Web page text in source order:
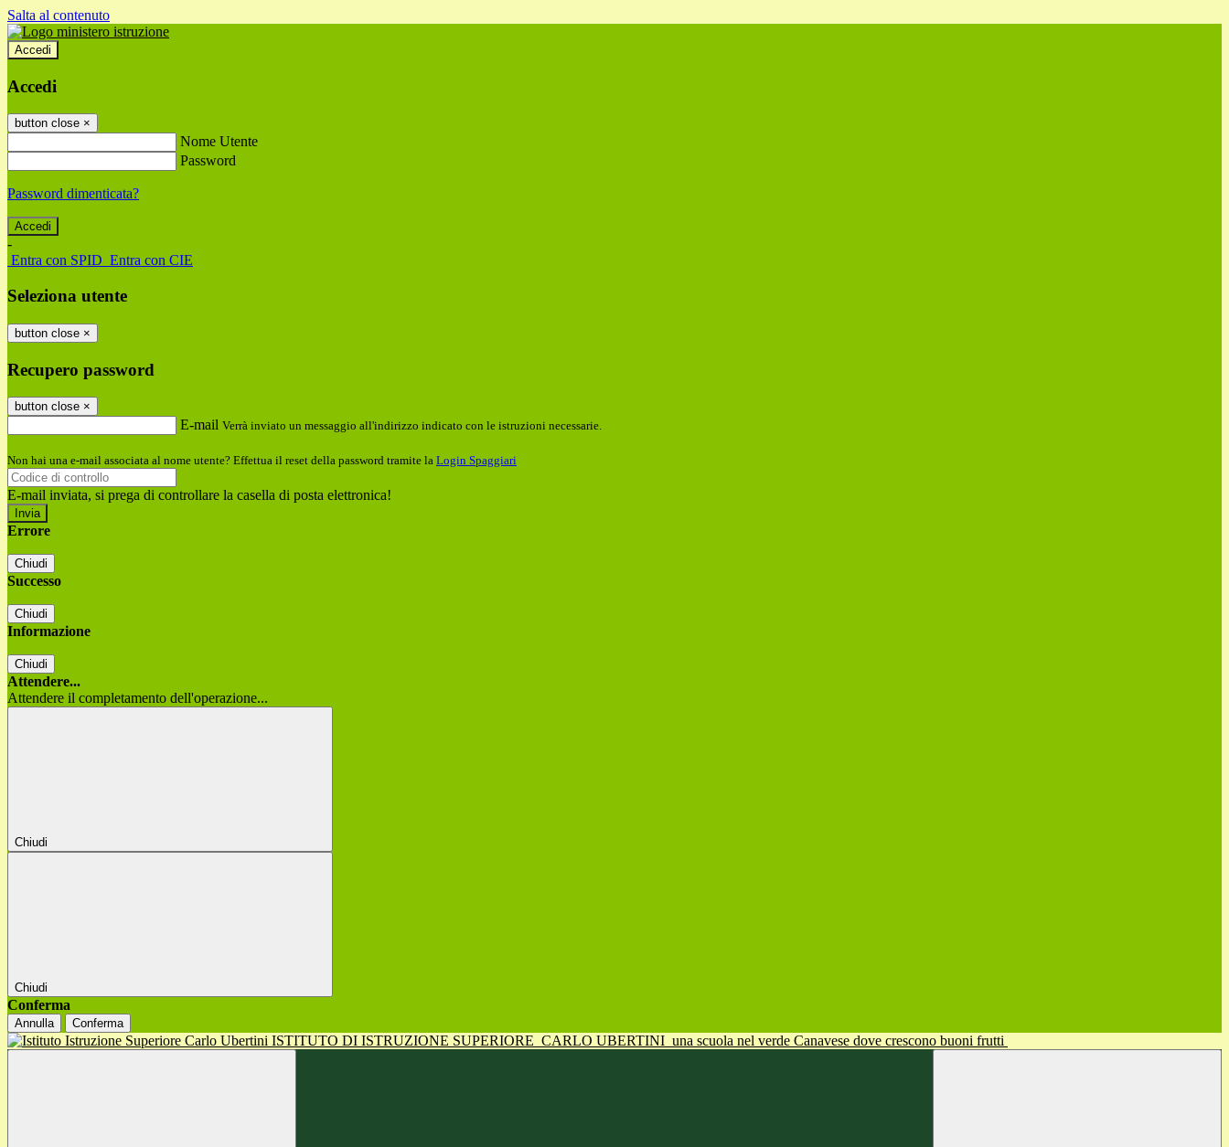
Salta al contenuto
Accedi
Accedi
button close ×
Nome Utente
Password
Password dimenticata?
-
Entra con SPID Entra con CIE
Seleziona utente
button close ×
Recupero password
button close ×
E-mail Verrà inviato un messaggio all'indirizzo indicato con le istruzioni necessarie.
Non hai una e-mail associata al nome utente? Effettua il reset della password tramite la Login Spaggiari
E-mail inviata, si prega di controllare la casella di posta elettronica!
Errore
Chiudi
Successo
Chiudi
Informazione
Chiudi
Attendere...
Attendere il completamento dell'operazione...
Chiudi
Chiudi
Conferma
Annulla Conferma
ISTITUTO DI ISTRUZIONE SUPERIORE CARLO UBERTINI una scuola nel verde Canavese dove crescono buoni frutti